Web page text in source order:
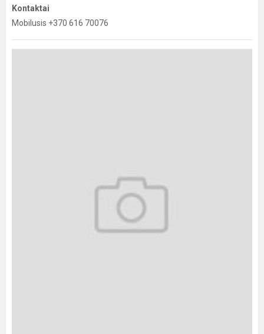
Kontaktai
Mobilusis +370 616 70076